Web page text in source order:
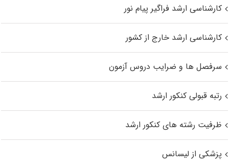
کارشناسی ارشد فراگیر پیام نور
کارشناسی ارشد خارج از کشور
سرفصل ها و ضرایب دروس آزمون
رتبه قبولی کنکور ارشد
ظرفیت رشته های کنکور ارشد
پزشکی از لیسانس